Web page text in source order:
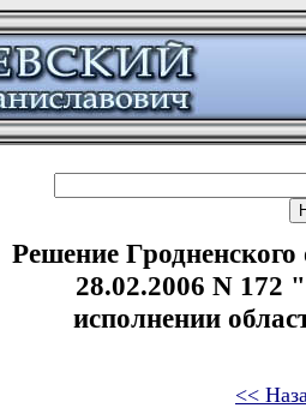
Решение Гродненского
28.02.2006 N 172
исполнении
<<